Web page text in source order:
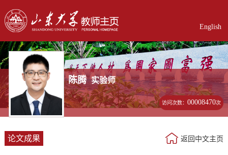
English
陈腾 实验师
访问次数：00008470次
论文成果 返回中文主页